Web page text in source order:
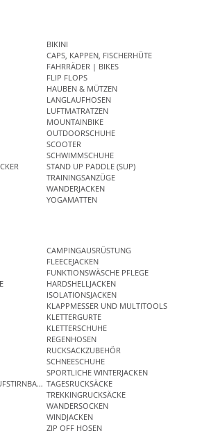
BIKINI
CAPS, KAPPEN, FISCHERHÜTE
FAHRRÄDER | BIKES
FLIP FLOPS
HAUBEN & MÜTZEN
LANGLAUFHOSEN
LUFTMATRATZEN
MOUNTAINBIKE
OUTDOORSCHUHE
SCOOTER
SCHWIMMSCHUHE
STAND UP PADDLE (SUP)
TRAININGSANZÜGE
WANDERJACKEN
YOGAMATTEN
CAMPINGAUSRÜSTUNG
FLEECEJACKEN
FUNKTIONSWÄSCHE PFLEGE
HARDSHELLJACKEN
ISOLATIONSJACKEN
KLAPPMESSER UND MULTITOOLS
KLETTERGURTE
KLETTERSCHUHE
REGENHOSEN
RUCKSACKZUBEHÖR
SCHNEESCHUHE
SPORTLICHE WINTERJACKEN
TAGESRUCKSÄCKE
TREKKINGRUCKSÄCKE
WANDERSOCKEN
WINDJACKEN
ZIP OFF HOSEN